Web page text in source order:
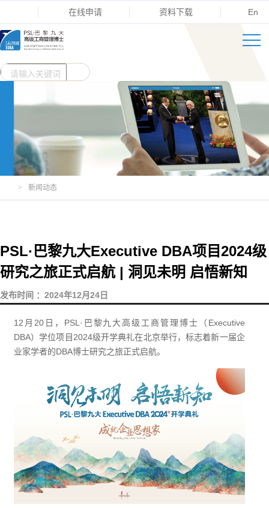
在线申请 资料下载 En
> 新闻动态
PSL·巴黎九大Executive DBA项目2024级
研究之旅正式启航 | 洞见未明 启悟新知
发布时间 ：2024年12月24日
12月20日，PSL·巴黎九大高级工商管理博士（Executive
DBA）学位项目2024级开学典礼在北京举行，标志着新一届企
业家学者的DBA博士研究之旅正式启航。